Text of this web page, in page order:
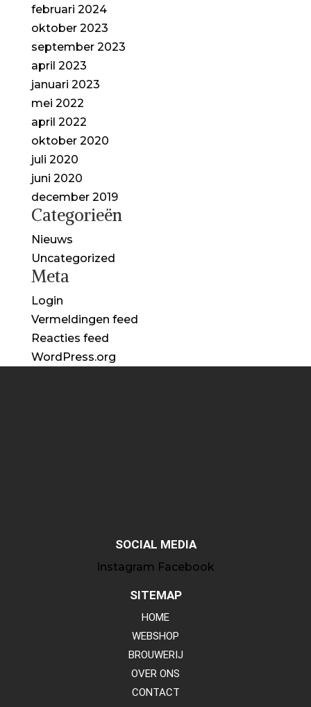
februari 2024
oktober 2023
september 2023
april 2023
januari 2023
mei 2022
april 2022
oktober 2020
juli 2020
juni 2020
december 2019
Categorieën
Nieuws
Uncategorized
Meta
Login
Vermeldingen feed
Reacties feed
WordPress.org
SOCIAL MEDIA
Instagram Facebook
SITEMAP
HOME
WEBSHOP
BROUWERIJ
OVER ONS
CONTACT